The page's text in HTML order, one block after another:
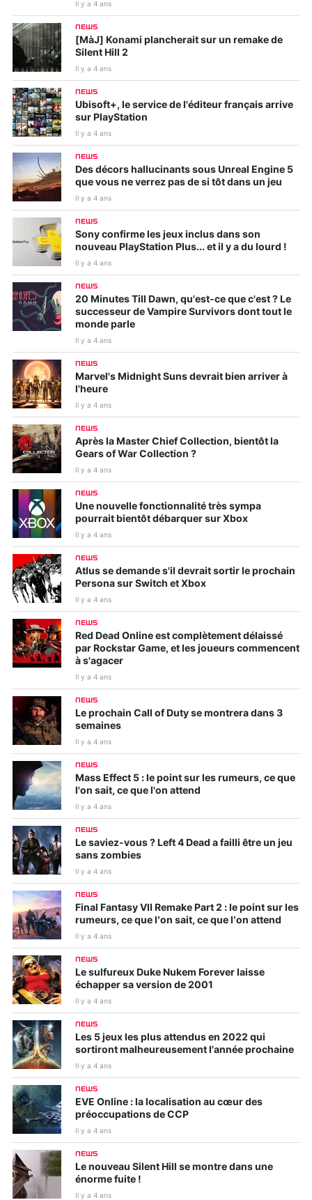
Il y a 4 ans
NEWS
[MàJ] Konami plancherait sur un remake de
Silent Hill 2
Il y a 4 ans
NEWS
Ubisoft+, le service de l'éditeur français arrive
sur PlayStation
Il y a 4 ans
NEWS
Des décors hallucinants sous Unreal Engine 5
que vous ne verrez pas de si tôt dans un jeu
Il y a 4 ans
NEWS
Sony confirme les jeux inclus dans son
nouveau PlayStation Plus... et il y a du lourd !
Il y a 4 ans
NEWS
20 Minutes Till Dawn, qu'est-ce que c'est ? Le
successeur de Vampire Survivors dont tout le
monde parle
Il y a 4 ans
NEWS
Marvel's Midnight Suns devrait bien arriver à
l'heure
Il y a 4 ans
NEWS
Après la Master Chief Collection, bientôt la
Gears of War Collection ?
Il y a 4 ans
NEWS
Une nouvelle fonctionnalité très sympa
pourrait bientôt débarquer sur Xbox
Il y a 4 ans
NEWS
Atlus se demande s'il devrait sortir le prochain
Persona sur Switch et Xbox
Il y a 4 ans
NEWS
Red Dead Online est complètement délaissé
par Rockstar Game, et les joueurs commencent
à s'agacer
Il y a 4 ans
NEWS
Le prochain Call of Duty se montrera dans 3
semaines
Il y a 4 ans
NEWS
Mass Effect 5 : le point sur les rumeurs, ce que
l'on sait, ce que l'on attend
Il y a 4 ans
NEWS
Le saviez-vous ? Left 4 Dead a failli être un jeu
sans zombies
Il y a 4 ans
NEWS
Final Fantasy VII Remake Part 2 : le point sur les
rumeurs, ce que l’on sait, ce que l’on attend
Il y a 4 ans
NEWS
Le sulfureux Duke Nukem Forever laisse
échapper sa version de 2001
Il y a 4 ans
NEWS
Les 5 jeux les plus attendus en 2022 qui
sortiront malheureusement l'année prochaine
Il y a 4 ans
NEWS
EVE Online : la localisation au cœur des
préoccupations de CCP
Il y a 4 ans
NEWS
Le nouveau Silent Hill se montre dans une
énorme fuite !
Il y a 4 ans